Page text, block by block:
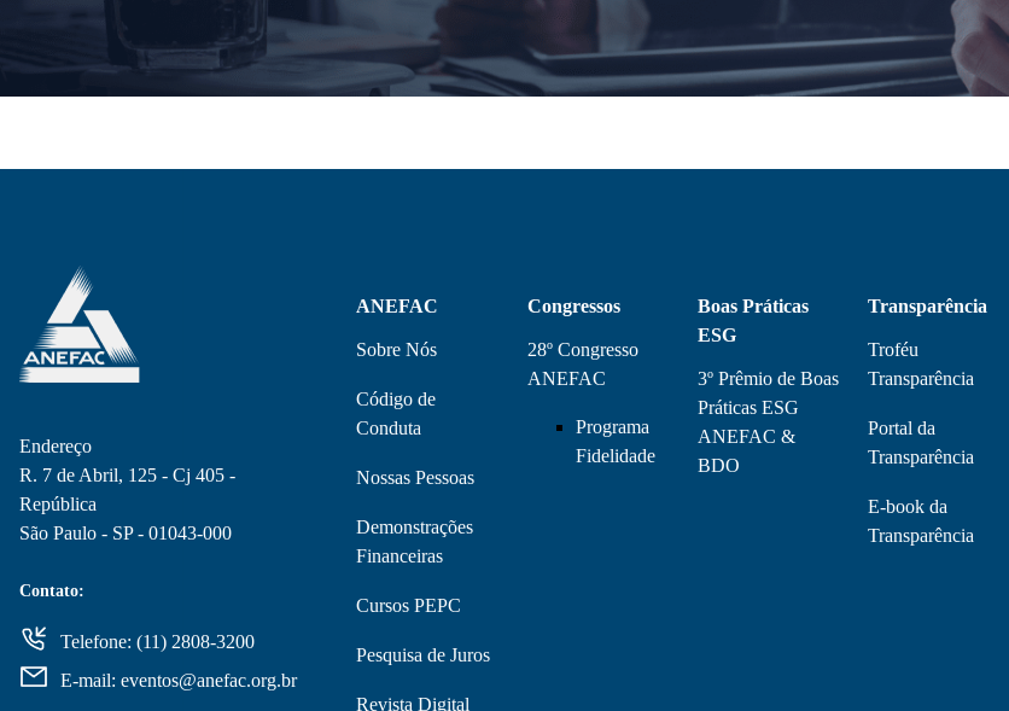
Endereço
R. 7 de Abril, 125 - Cj 405 -
República
São Paulo - SP - 01043-000
Contato:
Telefone: (11) 2808-3200
E-mail: eventos@anefac.org.br
ANEFAC
Sobre Nós
Código de
Conduta
Nossas Pessoas
Demonstrações
Financeiras
Cursos PEPC
Pesquisa de Juros
Revista Digital
Congressos
28º Congresso
ANEFAC
Programa
Fidelidade
Boas Práticas
ESG
3º Prêmio de Boas
Práticas ESG
ANEFAC &
BDO
Transparência
Troféu
Transparência
Portal da
Transparência
E-book da
Transparência